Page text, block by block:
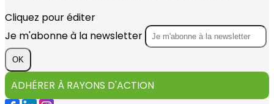
Cliquez pour éditer
Je m'abonne à la newsletter
OK
ADHÉRER À RAYONS D'ACTION